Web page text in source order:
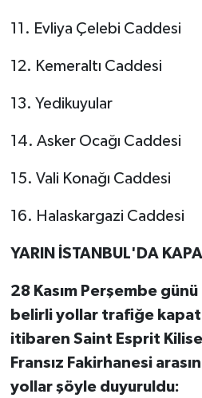
11. Evliya Çelebi Caddesi
12. Kemeraltı Caddesi
13. Yedikuyular
14. Asker Ocağı Caddesi
15. Vali Konağı Caddesi
16. Halaskargazi Caddesi
YARIN İSTANBUL'DA
28 Kasım Perşembe
belirli yollar trafiğe
itibaren Saint Esprit
Fransız Fakirhanesi
yollar şöyle duyuruldu: